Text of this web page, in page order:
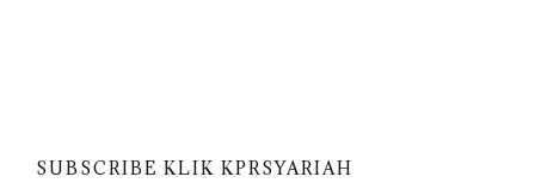
SUBSCRIBE KLIK KPRSYARIAH